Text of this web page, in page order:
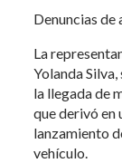
Denuncias
La
Yolanda
la llegada de
que derivó en
lanzamiento
vehículo.